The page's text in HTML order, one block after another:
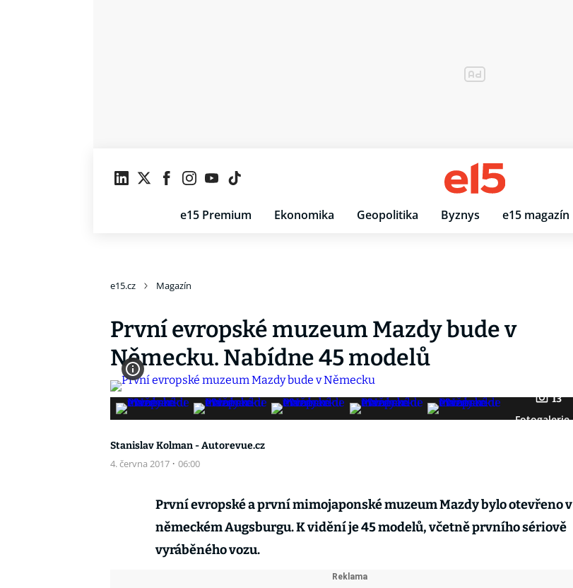
e15 Premium Ekonomika Geopolitika Byznys e15 magazín
e15.cz Magazín
První evropské muzeum Mazdy bude v
Německu. Nabídne 45 modelů
13
Fotogalerie
Stanislav Kolman - Autorevue.cz
4. června 2017 · 06:00
První evropské a první mimojaponské muzeum Mazdy bylo otevřeno v
německém Augsburgu. K vidění je 45 modelů, včetně prvního sériově
vyráběného vozu.